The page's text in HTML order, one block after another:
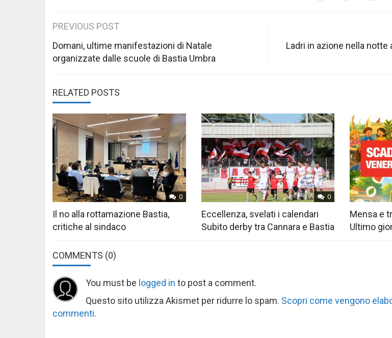
Post
navigation
PREVIOUS POST
Domani, ultime manifestazioni di Natale
organizzate dalle scuole di Bastia Umbra
Ladri in azione nella notte
RELATED POSTS
0
Il no alla rottamazione Bastia,
critiche al sindaco
0
Eccellenza, svelati i calendari
Subito derby tra Cannara e Bastia
Mensa e
Ultimo
COMMENTS (0)
You must be logged in to post a comment.
Questo sito utilizza Akismet per ridurre lo spam. Scopri come vengono
commenti.